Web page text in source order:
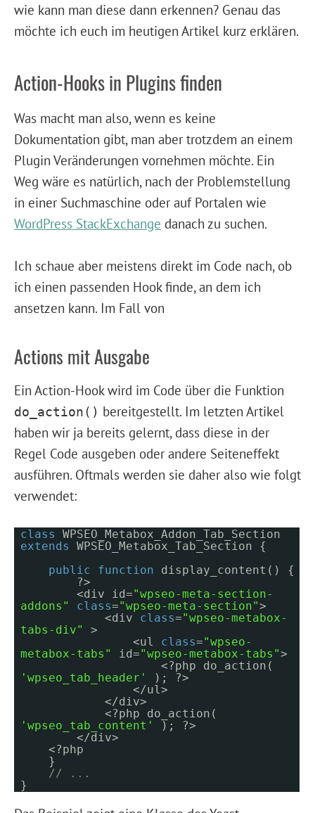
wie kann man diese dann erkennen? Genau das
möchte ich euch im heutigen Artikel kurz erklären.
Action-Hooks in Plugins finden
Was macht man also, wenn es keine
Dokumentation gibt, man aber trotzdem an einem
Plugin Veränderungen vornehmen möchte. Ein
Weg wäre es natürlich, nach der Problemstellung
in einer Suchmaschine oder auf Portalen wie
WordPress StackExchange danach zu suchen.
Ich schaue aber meistens direkt im Code nach, ob
ich einen passenden Hook finde, an dem ich
ansetzen kann. Im Fall von
Actions mit Ausgabe
Ein Action-Hook wird im Code über die Funktion
do_action() bereitgestellt. Im letzten Artikel
haben wir ja bereits gelernt, dass diese in der
Regel Code ausgeben oder andere Seiteneffekt
ausführen. Oftmals werden sie daher also wie folgt
verwendet:
class
WPSEO_Metabox_Addon_Tab_Section
extends
WPSEO_Metabox_Tab_Section {
public
function
display_content() {
?>
<div id="wpseo-meta-section-
addons"
class="wpseo-meta-section">
<div class="wpseo-metabox-
tabs-div"
>
<ul class="wpseo-
metabox-tabs"
id="wpseo-metabox-tabs">
<?php do_action(
'wpseo_tab_header'
); ?>
</ul>
</div>
<?php do_action(
'wpseo_tab_content'
); ?>
</div>
<?php
}
// ...
}